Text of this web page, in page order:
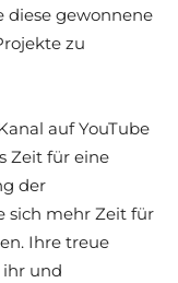
gewonnene
zu
auf YouTube
Zeit für eine
der
sich mehr Zeit für
Ihre treue
und